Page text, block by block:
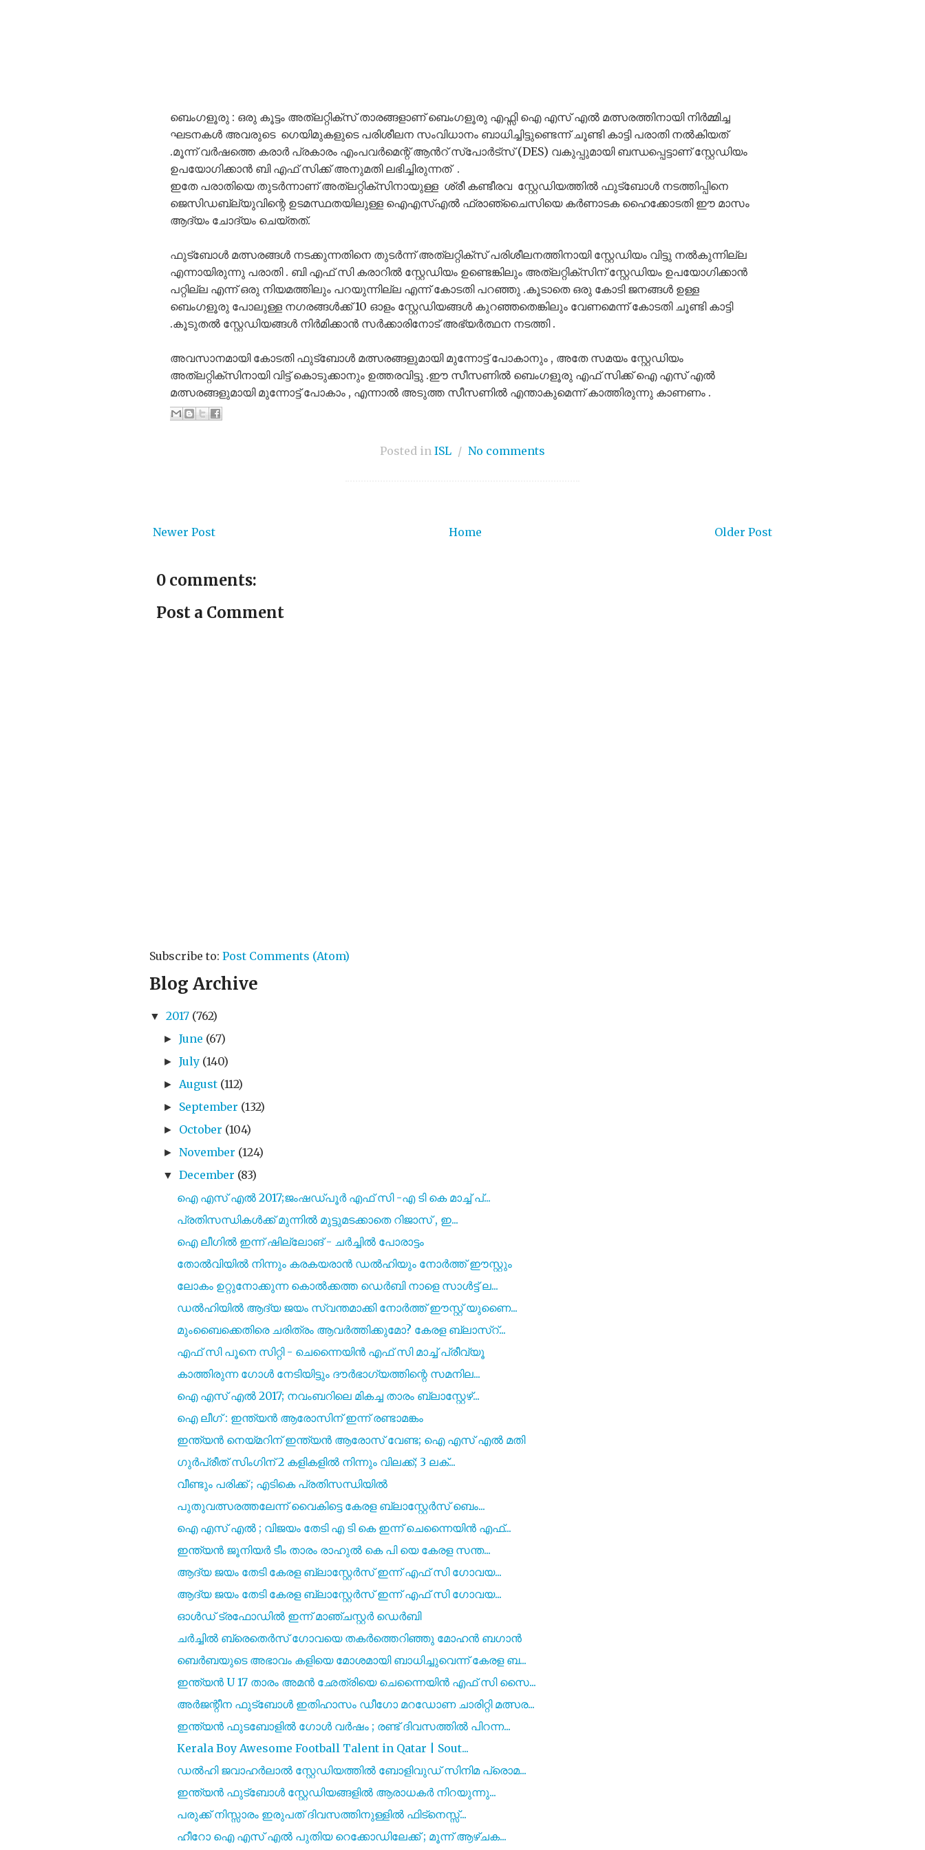
ബെംഗളൂരു : ഒരു കൂട്ടം അത്ലറ്റിക്സ് താരങ്ങളാണ് ബെംഗളൂരു എഫ്സി ഐ എസ്‌ എൽ മത്സരത്തിനായി നിർമ്മിച്ച
ഘടനകൾ അവരുടെ ഗെയിമുകളുടെ പരിശീലന സംവിധാനം ബാധിച്ചിട്ടുണ്ടെന്ന് ചൂണ്ടി കാട്ടി പരാതി നൽകിയത്
.മൂന്ന് വർഷത്തെ കരാർ പ്രകാരം എംപവർമെന്റ് ആൻറ് സ്പോർട്സ് (DES) വകുപ്പുമായി ബന്ധപ്പെട്ടാണ് സ്റ്റേഡിയം
ഉപയോഗിക്കാൻ ബി എഫ് സിക്ക് അനുമതി ലഭിച്ചിരുന്നത് .
ഇതേ പരാതിയെ തുടർന്നാണ് അത്ലറ്റിക്സിനായുള്ള ശ്രീ കണ്ടീരവ സ്റ്റേഡിയത്തിൽ ഫുട്ബോൾ നടത്തിപ്പിനെ
ജെസിഡബ്ല്യുവിന്റെ ഉടമസ്ഥതയിലുള്ള ഐഎസ്എൽ ഫ്രാഞ്ചൈസിയെ കർണാടക ഹൈക്കോടതി ഈ മാസം
ആദ്യം ചോദ്യം ചെയ്തത്.
ഫുട്ബോൾ മത്സരങ്ങൾ നടക്കുന്നതിനെ തുടർന്ന് അത്ലറ്റിക്സ് പരിശീലനത്തിനായി സ്റ്റേഡിയം വിട്ടു നൽകുന്നില്ല
എന്നായിരുന്നു പരാതി . ബി എഫ് സി കരാറിൽ സ്റ്റേഡിയം ഉണ്ടെങ്കിലും അത്ലറ്റിക്സിന് സ്റ്റേഡിയം ഉപയോഗിക്കാൻ
പറ്റില്ല എന്ന് ഒരു നിയമത്തിലും പറയുന്നില്ല എന്ന് കോടതി പറഞ്ഞു .കൂടാതെ ഒരു കോടി ജനങ്ങൾ ഉള്ള
ബെംഗളൂരു പോലുള്ള നഗരങ്ങൾക്ക് 10 ഓളം സ്റ്റേഡിയങ്ങൾ കുറഞ്ഞതെങ്കിലും വേണമെന്ന് കോടതി ചൂണ്ടി കാട്ടി
.കൂടുതൽ സ്റ്റേഡിയങ്ങൾ നിർമിക്കാൻ സർക്കാരിനോട് അഭ്യർത്ഥന നടത്തി .
അവസാനമായി കോടതി ഫുട്ബോൾ മത്സരങ്ങളുമായി മുന്നോട്ട് പോകാനും , അതേ സമയം സ്റ്റേഡിയം
അത്ലറ്റിക്സിനായി വിട്ട് കൊടുക്കാനും ഉത്തരവിട്ടു .ഈ സീസണിൽ ബെംഗളൂരു എഫ് സിക്ക് ഐ എസ്‌ എൽ
മത്സരങ്ങളുമായി മുന്നോട്ട് പോകാം , എന്നാൽ അടുത്ത സീസണിൽ എന്താകുമെന്ന് കാത്തിരുന്നു കാണണം .
Posted in ISL / No comments
Newer Post Older Post
Home
0 comments:
Post a Comment
Subscribe to: Post Comments (Atom)
Blog Archive
▼ 2017 (762)
►June (67)
►July (140)
► August (112)
► September (132)
► October (104)
►November (124)
▼ December (83)
ഐ എസ്‌ എൽ 2017;ജംഷഡ്‌പൂർ എഫ് സി -എ ടി കെ മാച്ച് പ്...
പ്രതിസന്ധികൾക്ക് മുന്നിൽ മുട്ടുമടക്കാതെ റിജാസ് , ഇ...
ഐ ലീഗിൽ ഇന്ന് ഷില്ലോങ് - ചർച്ചിൽ പോരാട്ടം
തോൽവിയിൽ നിന്നും കരകയരാൻ ഡൽഹിയും നോർത്ത് ഈസ്റ്റും
ലോകം ഉറ്റുനോക്കുന്ന കൊൽക്കത്ത ഡെർബി നാളെ സാൾട്ട് ല...
ഡൽഹിയിൽ ആദ്യ ജയം സ്വന്തമാക്കി നോർത്ത് ഈസ്റ്റ് യുണൈ...
മുംബൈക്കെതിരെ ചരിത്രം ആവർത്തിക്കുമോ? കേരള ബ്ലാസ്റ്...
എഫ് സി പൂനെ സിറ്റി - ചെന്നൈയിൻ എഫ് സി മാച്ച് പ്രീവ്യൂ
കാത്തിരുന്ന ഗോൾ നേടിയിട്ടും ദൗർഭാഗ്യത്തിന്റെ സമനില...
ഐ എസ്‌ എൽ 2017; നവംബറിലെ മികച്ച താരം ബ്ലാസ്റ്റേഴ്...
ഐ ലീഗ് : ഇന്ത്യൻ ആരോസിന് ഇന്ന് രണ്ടാമങ്കം
ഇന്ത്യൻ നെയ്മറിന് ഇന്ത്യൻ ആരോസ് വേണ്ട; ഐ എസ് എൽ മതി
ഗുർപ്രീത് സിംഗിന് 2 കളികളിൽ നിന്നും വിലക്ക്; 3 ലക്...
വീണ്ടും പരിക്ക് ; എടികെ പ്രതിസന്ധിയിൽ
പുതുവത്സരത്തലേന്ന് വൈകിട്ടെ കേരള ബ്ലാസ്റ്റേർസ് ബെം...
ഐ എസ്‌ എൽ ; വിജയം തേടി എ ടി കെ ഇന്ന് ചെന്നൈയിൻ എഫ്...
ഇന്ത്യൻ ജൂനിയർ ടീം താരം രാഹുൽ കെ പി യെ കേരള സന്ത...
ആദ്യ ജയം തേടി കേരള ബ്ലാസ്റ്റേർസ് ഇന്ന് എഫ് സി ഗോവയ...
ആദ്യ ജയം തേടി കേരള ബ്ലാസ്റ്റേർസ് ഇന്ന് എഫ് സി ഗോവയ...
ഓള്‍ഡ് ട്രഫോഡില്‍ ഇന്ന് മാഞ്ചസ്റ്റർ ഡെർബി
ചർച്ചിൽ ബ്രെതെർസ് ഗോവയെ തകർത്തെറിഞ്ഞു മോഹൻ ബഗാൻ
ബെർബയുടെ അഭാവം കളിയെ മോശമായി ബാധിച്ചുവെന്ന് കേരള ബ...
ഇന്ത്യൻ U 17 താരം അമൻ ഛേത്രിയെ ചെന്നൈയിൻ എഫ് സി സൈ...
അർജന്റീന ഫുട്ബോൾ ഇതിഹാസം ഡീഗോ മറഡോണ ചാരിറ്റി മത്സര...
ഇന്ത്യൻ ഫുടബോളിൽ ഗോൾ വർഷം ; രണ്ട് ദിവസത്തിൽ പിറന്ന...
Kerala Boy Awesome Football Talent in Qatar | Sout...
ഡൽഹി ജവാഹർലാൽ സ്റ്റേഡിയത്തിൽ ബോളിവുഡ് സിനിമ പ്രൊമ...
ഇന്ത്യൻ ഫുട്ബോൾ സ്റ്റേഡിയങ്ങളിൽ ആരാധകർ നിറയുന്നു...
പരുക്ക് നിസ്സാരം ഇരുപത് ദിവസത്തിനുള്ളിൽ ഫിട്നെസ്സ്...
ഹീറോ ഐ എസ്‌ എൽ പുതിയ റെക്കോഡിലേക്ക് ; മൂന്ന് ആഴ്ചക...